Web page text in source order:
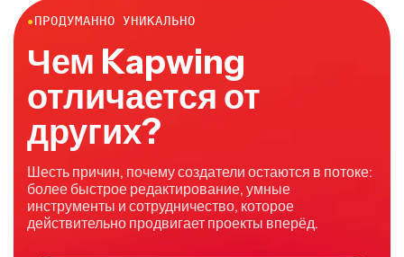
атмосферу.
●ПРОДУМАННО УНИКАЛЬНО
Чем Kapwing
отличается от
других?
Шесть причин, почему создатели остаются в потоке:
более быстрое редактирование, умные
инструменты и сотрудничество, которое
действительно продвигает проекты вперёд.